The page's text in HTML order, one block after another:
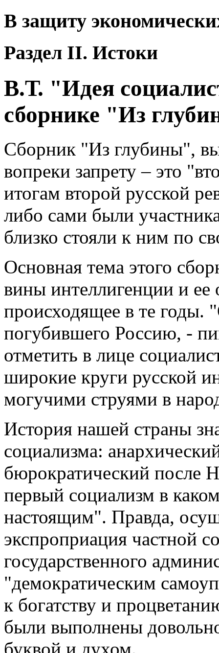
В защиту
Раздел II. Истоки
В.Т. "Идея
сборнике "Из
Сборник "Из глубины",
вопреки запрету – это
итогам второй русской
либо сами были
близко стояли к ним по
Основная тема этого
вины интеллигенции и ее
происходящее в те годы.
погубившего Россию, -
отметить в лице
широкие круги русской
могучими струями в
История нашей страны
социализма:
бюрократический после
первый социализм в
настоящим". Правда,
экспроприация частной
государственного
"демократическим
к богатству и
были выполнены